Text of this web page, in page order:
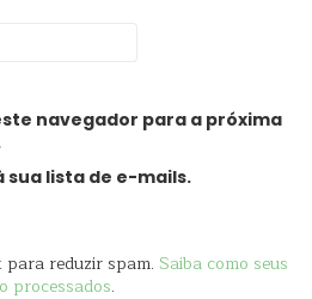
navegador para a próxima
sua lista de e-mails.
reduzir spam. Saiba como seus
processados.